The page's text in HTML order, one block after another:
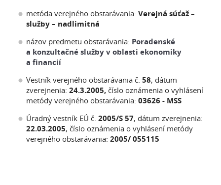
metóda verejného obstarávania: Verejná súťaž –
služby – nadlimitná
názov predmetu obstarávania: Poradenské
a konzultačné služby v oblasti ekonomiky
a financií
Vestník verejného obstarávania č. 58, dátum
zverejnenia: 24.3.2005, číslo oznámenia o vyhlásení
metódy verejného obstarávania: 03626 - MSS
Úradný vestník EÚ č. 2005/S 57, dátum zverejnenia:
22.03.2005, číslo oznámenia o vyhlásení metódy
verejného obstarávania: 2005/ 055115